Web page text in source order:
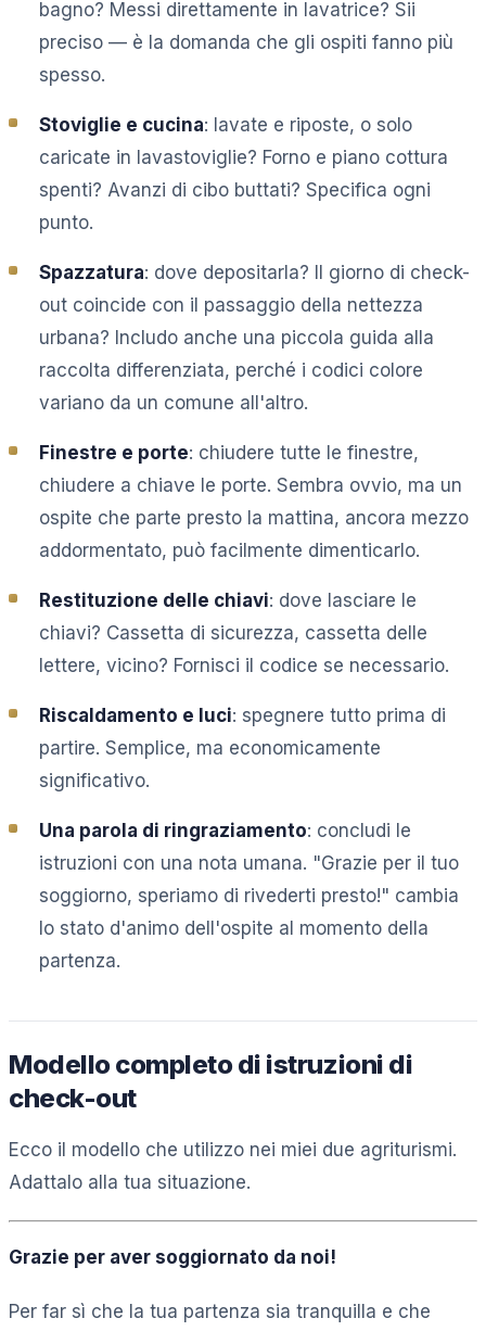
bagno? Messi direttamente in lavatrice? Sii
preciso — è la domanda che gli ospiti fanno più
spesso.
Stoviglie e cucina: lavate e riposte, o solo
caricate in lavastoviglie? Forno e piano cottura
spenti? Avanzi di cibo buttati? Specifica ogni
punto.
Spazzatura: dove depositarla? Il giorno di check-
out coincide con il passaggio della nettezza
urbana? Includo anche una piccola guida alla
raccolta differenziata, perché i codici colore
variano da un comune all'altro.
Finestre e porte: chiudere tutte le finestre,
chiudere a chiave le porte. Sembra ovvio, ma un
ospite che parte presto la mattina, ancora mezzo
addormentato, può facilmente dimenticarlo.
Restituzione delle chiavi: dove lasciare le
chiavi? Cassetta di sicurezza, cassetta delle
lettere, vicino? Fornisci il codice se necessario.
Riscaldamento e luci: spegnere tutto prima di
partire. Semplice, ma economicamente
significativo.
Una parola di ringraziamento: concludi le
istruzioni con una nota umana. "Grazie per il tuo
soggiorno, speriamo di rivederti presto!" cambia
lo stato d'animo dell'ospite al momento della
partenza.
Modello completo di istruzioni di
check-out
Ecco il modello che utilizzo nei miei due agriturismi.
Adattalo alla tua situazione.
Grazie per aver soggiornato da noi!
Per far sì che la tua partenza sia tranquilla e che